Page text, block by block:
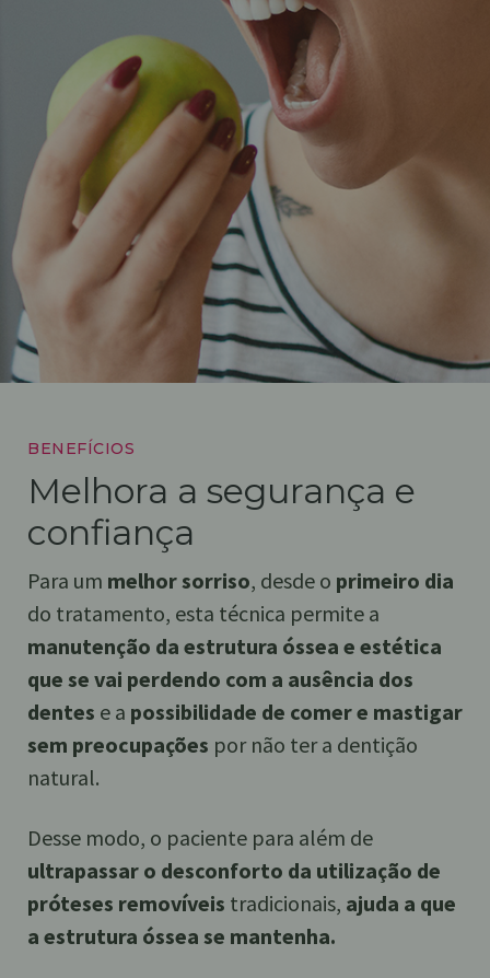
BENEFÍCIOS
Melhora a segurança e
confiança
Para um melhor sorriso, desde o primeiro dia
do tratamento, esta técnica permite a
manutenção da estrutura óssea e estética
que se vai perdendo com a ausência dos
dentes e a possibilidade de comer e mastigar
sem preocupações por não ter a dentição
natural.
Desse modo, o paciente para além de
ultrapassar o desconforto da utilização de
próteses removíveis tradicionais, ajuda a que
a estrutura óssea se mantenha.